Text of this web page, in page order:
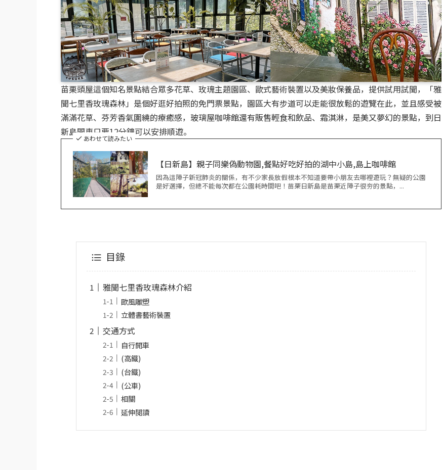
苗栗頭屋這個知名景點結合眾多花草、玫瑰主題園區、歐式藝術裝置以及美妝保養品，提供試用試聞，「雅
聞七里香玫瑰森林」是個好逛好拍照的免門票景點，園區大有步道可以走能很放鬆的遊覽在此，並且感受被
滿滿花草、芬芳香氣圍繞的療癒感，玻璃屋咖啡館還有販售輕食和飲品、霜淇淋，是美又夢幻的景點，到日
新島開車只要12分鐘可以安排順遊。
あわせて読みたい
【日新島】親子同樂偽動物園,餐點好吃好拍的湖中小島,島上咖啡館
因為這陣子新冠肺炎的關係，有不少家長放假根本不知道要帶小朋友去哪裡遊玩？無疑的公園
是好選擇，但總不能每次都在公園耗時間吧！苗栗日新島是苗栗近陣子很夯的景點，...
目錄
雅聞七里香玫瑰森林介紹
歐風雕塑
立體書藝術裝置
交通方式
自行開車
(高鐵)
(台鐵)
(公車)
相關
延伸閱讀